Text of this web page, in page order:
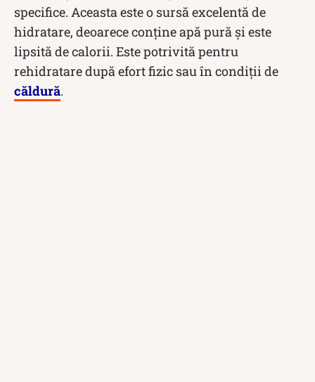
specifice. Aceasta este o sursă excelentă de
hidratare, deoarece conține apă pură și este
lipsită de calorii. Este potrivită pentru
rehidratare după efort fizic sau în condiții de
căldură.